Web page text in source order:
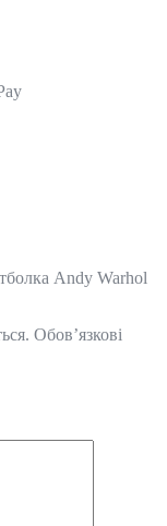
Andy Warhol
Обов’язкові